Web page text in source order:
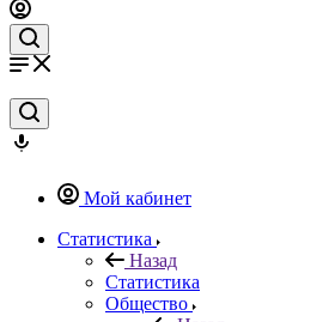
Мой кабинет
Статистика
Назад
Статистика
Общество